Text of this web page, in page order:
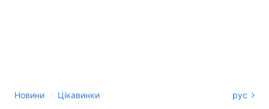
Новини › Цікавинки рус